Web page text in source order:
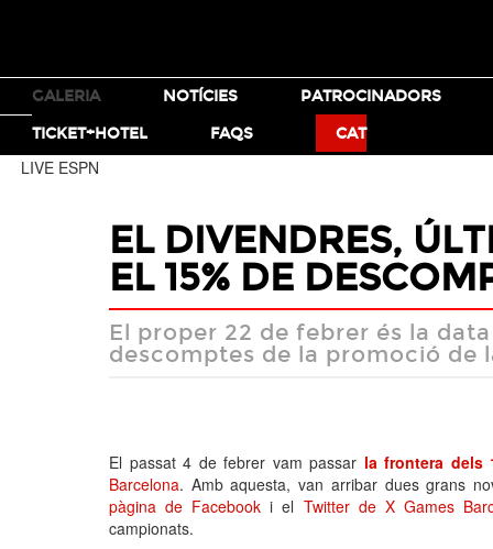
TICKETS
GALERIA NOTÍCIES
PATROCINADORS
TICKET+HOTEL
FAQS CAT
MOTO X
LIVE ESPN
EL DIVENDRES,
EL 15% DE
El proper 22 de febrer és la
descomptes de la promoció de
El passat 4 de febrer vam passar la frontera dels
Barcelona. Amb aquesta, van arribar dues grans
pàgina de Facebooki el Twitter de X Games
campionats.